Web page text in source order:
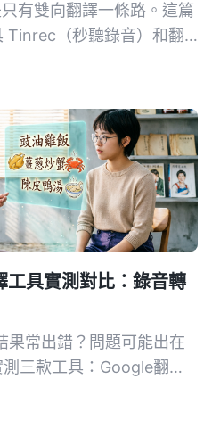
有雙向翻譯一條路。這篇
Tinrec（秒聽錄音）和翻
具實測對比：錄音轉
果常出錯？問題可能出在
三款工具：Google翻譯